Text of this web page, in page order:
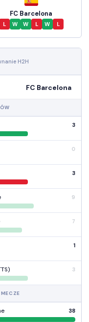
FC Barcelona
L W W L W L
H2H
FC Barcelona
3
0
3
9
7
1
3
38